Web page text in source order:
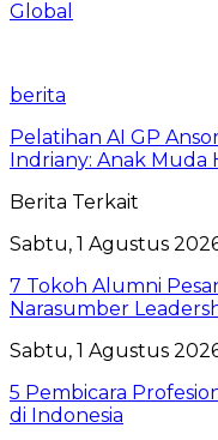
Global
berita
Pelatihan AI GP
Indriany: Anak Muda
Berita Terkait
Sabtu, 1 Agustus
7 Tokoh Alumni
Narasumber
Sabtu, 1 Agustus
5 Pembicara
di Indonesia